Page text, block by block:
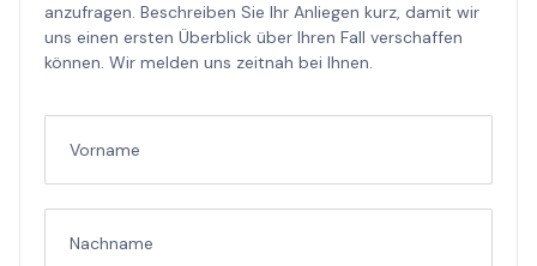
anzufragen. Beschreiben Sie Ihr Anliegen kurz, damit wir
uns einen ersten Überblick über Ihren Fall verschaffen
können. Wir melden uns zeitnah bei Ihnen.